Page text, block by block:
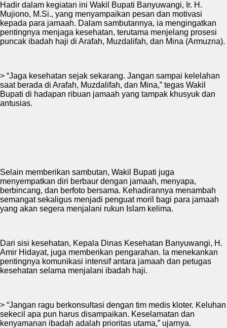
Hadir dalam kegiatan ini Wakil Bupati Banyuwangi, Ir. H.
Mujiono, M.Si., yang menyampaikan pesan dan motivasi
kepada para jamaah. Dalam sambutannya, ia mengingatkan
pentingnya menjaga kesehatan, terutama menjelang prosesi
puncak ibadah haji di Arafah, Muzdalifah, dan Mina (Armuzna).
> “Jaga kesehatan sejak sekarang. Jangan sampai kelelahan
saat berada di Arafah, Muzdalifah, dan Mina,” tegas Wakil
Bupati di hadapan ribuan jamaah yang tampak khusyuk dan
antusias.
Selain memberikan sambutan, Wakil Bupati juga
menyempatkan diri berbaur dengan jamaah, menyapa,
berbincang, dan berfoto bersama. Kehadirannya menambah
semangat sekaligus menjadi penguat moril bagi para jamaah
yang akan segera menjalani rukun Islam kelima.
Dari sisi kesehatan, Kepala Dinas Kesehatan Banyuwangi, H.
Amir Hidayat, juga memberikan pengarahan. Ia menekankan
pentingnya komunikasi intensif antara jamaah dan petugas
kesehatan selama menjalani ibadah haji.
> “Jangan ragu berkonsultasi dengan tim medis kloter. Keluhan
sekecil apa pun harus disampaikan. Keselamatan dan
kenyamanan ibadah adalah prioritas utama,” ujarnya.